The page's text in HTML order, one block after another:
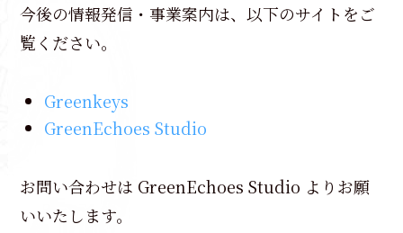
今後の情報発信・事業案内は、以下のサイトをご
覧ください。
Greenkeys
GreenEchoes Studio
お問い合わせは GreenEchoes Studio よりお願
いいたします。